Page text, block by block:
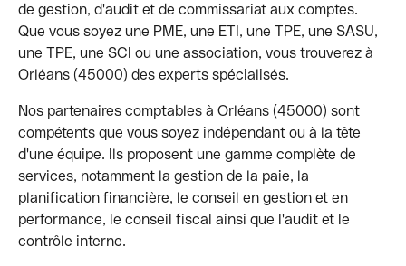
de gestion, d'audit et de commissariat aux comptes.
Que vous soyez une PME, une ETI, une TPE, une SASU,
une TPE, une SCI ou une association, vous trouverez à
Orléans (45000) des experts spécialisés.
Nos partenaires comptables à Orléans (45000) sont
compétents que vous soyez indépendant ou à la tête
d'une équipe. Ils proposent une gamme complète de
services, notamment la gestion de la paie, la
planification financière, le conseil en gestion et en
performance, le conseil fiscal ainsi que l'audit et le
contrôle interne.